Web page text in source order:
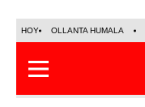
HOY OLLANTA HUMALA